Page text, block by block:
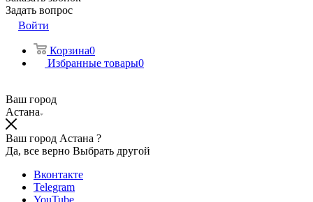
Задать вопрос
Войти
Корзина0
Избранные товары0
Ваш город
Астана
Ваш город Астана ?
Да, все верно Выбрать другой
Вконтакте
Telegram
YouTube